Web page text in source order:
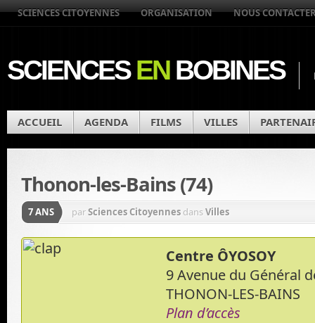
SCIENCES CITOYENNES ORGANISATION NOUS
SCIENCESENBOBINES
ACCUEIL AGENDA FILMS VILLES
Thonon-les-Bains (74)
7 ANS parSciences Citoyennes dansVilles
Centre ÔYOSOY
9 Avenue du Général
THONON-LES-BAINS
Plan d’accès